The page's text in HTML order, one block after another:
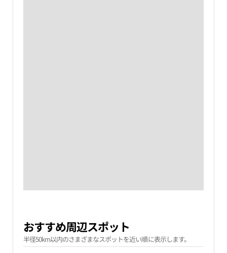
おすすめ周辺スポット
半径50km以内のさまざまなスポットを近い順に表示します。